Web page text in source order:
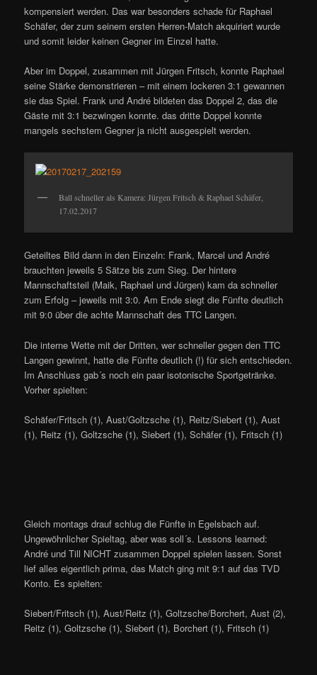
kompensiert werden. Das war besonders schade für Raphael
Schäfer, der zum seinem ersten Herren-Match akquiriert wurde
und somit leider keinen Gegner im Einzel hatte.
Aber im Doppel, zusammen mit Jürgen Fritsch, konnte Raphael
seine Stärke demonstrieren – mit einem lockeren 3:1 gewannen
sie das Spiel. Frank und André bildeten das Doppel 2, das die
Gäste mit 3:1 bezwingen konnte. das dritte Doppel konnte
mangels sechstem Gegner ja nicht ausgespielt werden.
Ball schneller als Kamera: Jürgen Fritsch & Raphael Schäfer,
17.02.2017
Geteiltes Bild dann in den Einzeln: Frank, Marcel und André
brauchten jeweils 5 Sätze bis zum Sieg. Der hintere
Mannschaftsteil (Maik, Raphael und Jürgen) kam da schneller
zum Erfolg – jeweils mit 3:0. Am Ende siegt die Fünfte deutlich
mit 9:0 über die achte Mannschaft des TTC Langen.
Die interne Wette mit der Dritten, wer schneller gegen den TTC
Langen gewinnt, hatte die Fünfte deutlich (!) für sich entschieden.
Im Anschluss gab´s noch ein paar isotonische Sportgetränke.
Vorher spielten:
Schäfer/Fritsch (1), Aust/Goltzsche (1), Reitz/Siebert (1), Aust
(1), Reitz (1), Goltzsche (1), Siebert (1), Schäfer (1), Fritsch (1)
Gleich montags drauf schlug die Fünfte in Egelsbach auf.
Ungewöhnlicher Spieltag, aber was soll´s. Lessons learned:
André und Till NICHT zusammen Doppel spielen lassen. Sonst
lief alles eigentlich prima, das Match ging mit 9:1 auf das TVD
Konto. Es spielten:
Siebert/Fritsch (1), Aust/Reitz (1), Goltzsche/Borchert, Aust (2),
Reitz (1), Goltzsche (1), Siebert (1), Borchert (1), Fritsch (1)